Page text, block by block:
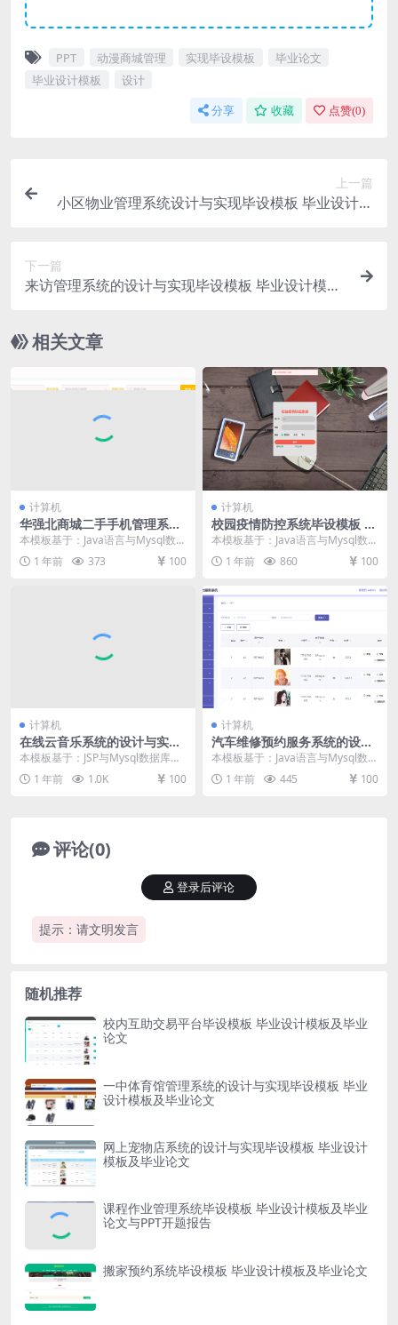
PPT 动漫商城管理 实现毕设模板
毕业论文
毕业设计模板
设计
分享 收藏 点赞(0)
上一篇
小区物业管理系统设计与实现毕设模板 毕业设计模
下一篇
来访管理系统的设计与实现毕设模板 毕业设计模板
相关文章
计算机
华强北商城二手手机管理系统
毕设模板 毕业设计模板及毕业
本模板基于：Java语言与Mysql数据
库开发 系统实现 用户注册功能的界
面实现...
1 年前 373 100
计算机
校园疫情防控系统毕设模板 毕
业设计模板及毕业论文
本模板基于：Java语言与Mysql数据
库开发 系统实现 编程人员在搭建的
开发环...
1 年前 860 100
计算机
在线云音乐系统的设计与实现
毕设模板 毕业设计模板及毕业
论文与PPT
本模板基于：JSP与Mysql数据库开
发 系统功能实现 前台功能模块 通
过点击注...
1 年前 1.0K 100
计算机
汽车维修预约服务系统的设计
与实现毕设模板 毕业设计模板
及毕业论文与开题报告
本模板基于：Java语言与Mysql数据
库开发 系统功能实现 这个环节需要
使用前...
1 年前 445 100
评论(0)
提示：请文明发言
登录后评论
随机推荐
校内互助交易平台毕设模板 毕业设计模板及毕业
论文
一中体育馆管理系统的设计与实现毕设模板 毕业
设计模板及毕业论文
网上宠物店系统的设计与实现毕设模板 毕业设计
模板及毕业论文
课程作业管理系统毕设模板 毕业设计模板及毕业
论文与PPT开题报告
搬家预约系统毕设模板 毕业设计模板及毕业论文